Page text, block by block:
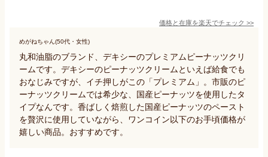
価格と在庫を楽天でチェック >>
めがねちゃん(50代・女性)
丸和油脂のブランド、デキシーのプレミアムピーナッツクリ
ームです。デキシーのピーナッツクリームといえば給食でも
おなじみですが、イチ押しがこの「プレミアム」。市販のピ
ーナッツクリームでは希少な、国産ピーナッツを使用したタ
イプなんです。香ばしく焙煎した国産ピーナッツのペースト
を贅沢に使用していながら、ワンコイン以下のお手頃価格が
嬉しい商品。おすすめです。